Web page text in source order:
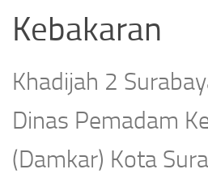
Kebakaran
Khadijah 2
Dinas Pemadam
(Damkar) Kota